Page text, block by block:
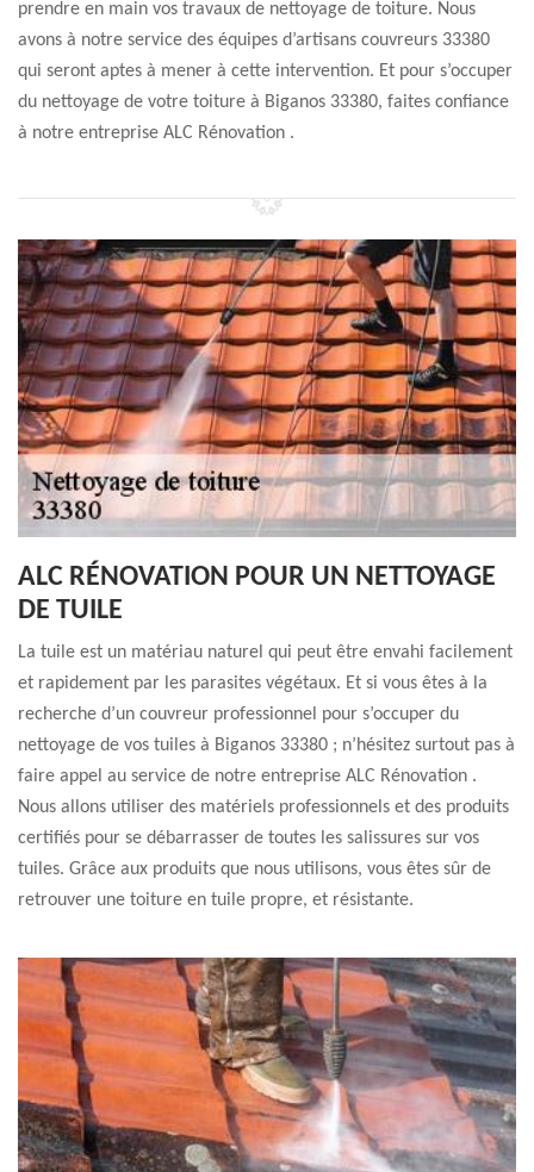
prendre en main vos travaux de nettoyage de toiture. Nous
avons à notre service des équipes d’artisans couvreurs 33380
qui seront aptes à mener à cette intervention. Et pour s’occuper
du nettoyage de votre toiture à Biganos 33380, faites confiance
à notre entreprise ALC Rénovation .
ALC RÉNOVATION POUR UN NETTOYAGE
DE TUILE
La tuile est un matériau naturel qui peut être envahi facilement
et rapidement par les parasites végétaux. Et si vous êtes à la
recherche d’un couvreur professionnel pour s’occuper du
nettoyage de vos tuiles à Biganos 33380 ; n’hésitez surtout pas à
faire appel au service de notre entreprise ALC Rénovation .
Nous allons utiliser des matériels professionnels et des produits
certifiés pour se débarrasser de toutes les salissures sur vos
tuiles. Grâce aux produits que nous utilisons, vous êtes sûr de
retrouver une toiture en tuile propre, et résistante.